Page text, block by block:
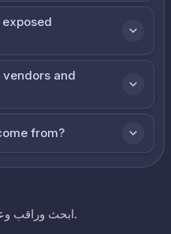
and
from?
ابحث وراقب وعالج بيانات الاعتماد المخترقة في ثوانٍ.